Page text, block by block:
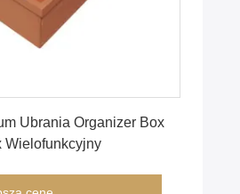
Ubrania Organizer Box
Wielofunkcyjny